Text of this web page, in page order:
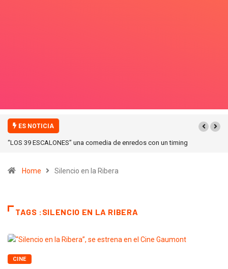
ES NOTICIA
“ICONIC WINTER” nuevas colecciones en Galerias pacifico!
Home Silencio en la Ribera
TAGS :SILENCIO EN LA RIBERA
CINE